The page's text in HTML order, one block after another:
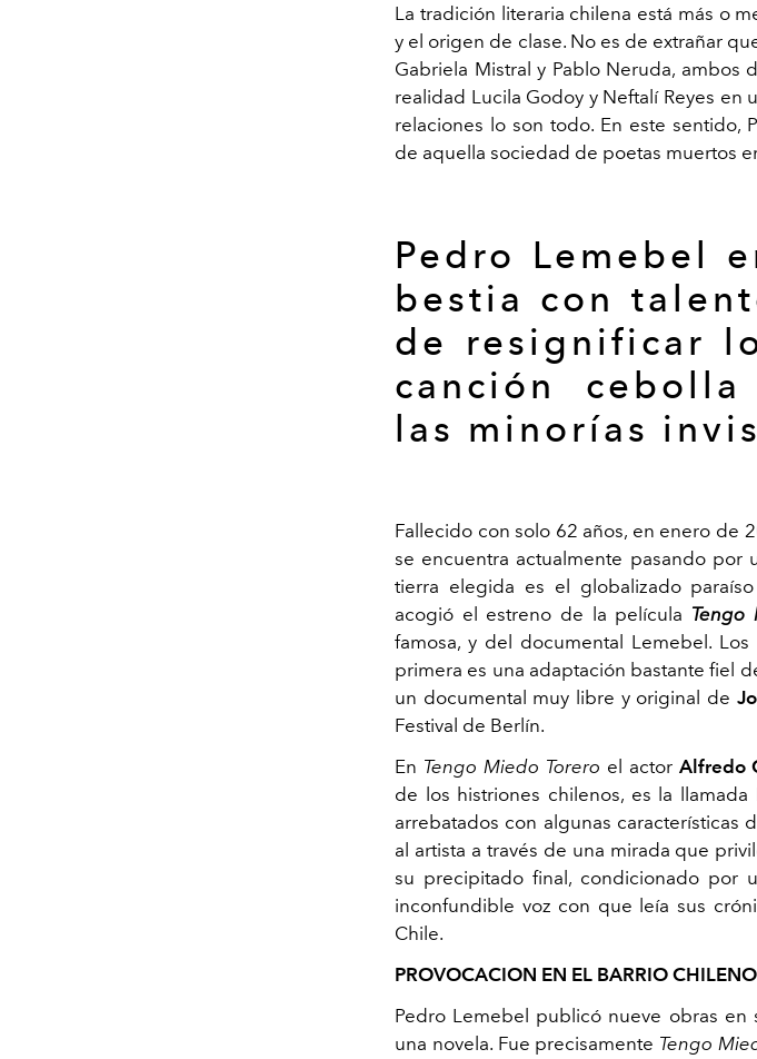
La tradición literaria chilena está más o
y el origen de clase. No es de extrañar
Gabriela Mistral y Pablo Neruda, ambos
realidad Lucila Godoy y Neftalí Reyes en
relaciones lo son todo. En este sentido,
de aquella sociedad de poetas muertos
Pedro Lemebel
bestia con
de resignificar
canción
las minorías
Fallecido con solo 62 años, en enero de
se encuentra actualmente pasando por
tierra elegida es el globalizado
acogió el estreno de la película Tengo
famosa, y del documental Lemebel.
primera es una adaptación bastante fiel
un documental muy libre y original de
Festival de Berlín.
En Tengo Miedo Torero el actor Alfredo
de los histriones chilenos, es la
arrebatados con algunas características
al artista a través de una mirada que
su precipitado final, condicionado por
inconfundible voz con que leía sus
Chile.
PROVOCACION EN EL BARRIO CHILENO
Pedro Lemebel publicó nueve obras en
una novela. Fue precisamente Tengo